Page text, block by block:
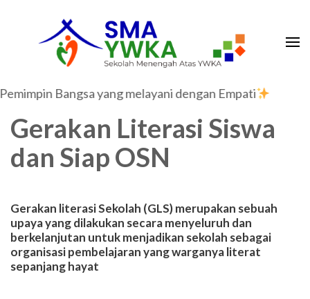
SMA YWKA Bandung
Bangsa yang melayani dengan Empati
Gerakan Literasi Siswa
dan Siap OSN
Gerakan literasi Sekolah (GLS) merupakan sebuah
upaya yang dilakukan secara menyeluruh dan
berkelanjutan untuk menjadikan sekolah sebagai
organisasi pembelajaran yang warganya literat
sepanjang hayat